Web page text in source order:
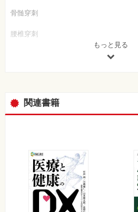
骨髄穿刺
腰椎穿刺
尿道カテーテル
浣腸
腹腔ドレーン
心嚢ドレナージ
硬膜外麻酔
もっと見る
関連書籍